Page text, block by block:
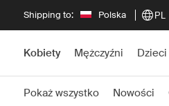
Shipping to: Polska PL
Kobiety Mężczyźni Dzieci
Pokaż wszystko Nowości